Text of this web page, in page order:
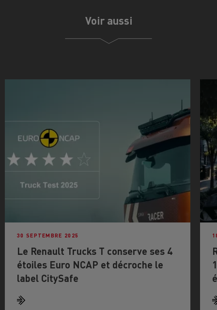
Voir aussi
30 SEPTEMBRE 2025
Le Renault Trucks T conserve ses 4
étoiles Euro NCAP et décroche le
label CitySafe